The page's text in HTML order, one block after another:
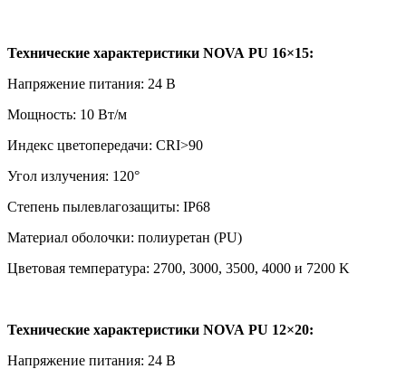
Технические характеристики NOVA PU 16×15:
Напряжение питания: 24 В
Мощность: 10 Вт/м
Индекс цветопередачи: CRI>90
Угол излучения: 120°
Степень пылевлагозащиты: IP68
Материал оболочки: полиуретан (PU)
Цветовая температура: 2700, 3000, 3500, 4000 и 7200 K
Технические характеристики NOVA PU 12×20:
Напряжение питания: 24 В